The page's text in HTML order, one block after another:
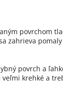
povrchom
zahrieva
povrch a
krehké a